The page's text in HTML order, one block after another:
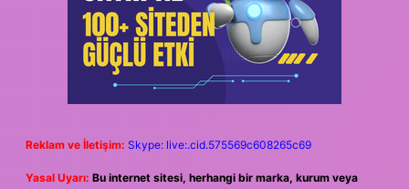
Reklam ve İletişim: Skype: live:.cid.575569c608265c69
Yasal Uyarı: Bu internet sitesi, herhangi bir marka, kurum veya